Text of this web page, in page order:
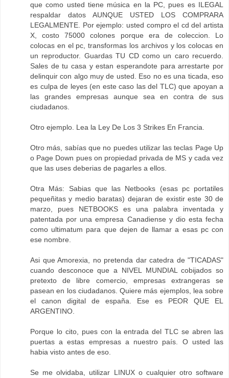
que como usted tiene música en la PC, pues es ILEGAL
respaldar datos AUNQUE USTED LOS COMPRARA
LEGALMENTE. Por ejemplo: usted compro el cd del artista
X, costo 75000 colones porque era de coleccion. Lo
colocas en el pc, transformas los archivos y los colocas en
un reproductor. Guardas TU CD como un caro recuerdo.
Sales de tu casa y estan esperandote para arrestarte por
delinquir con algo muy de usted. Eso no es una ticada, eso
es culpa de leyes (en este caso las del TLC) que apoyan a
las grandes empresas aunque sea en contra de sus
ciudadanos.
Otro ejemplo. Lea la Ley De Los 3 Strikes En Francia.
Otro más, sabías que no puedes utilizar las teclas Page Up
o Page Down pues on propiedad privada de MS y cada vez
que las uses deberias de pagarles a ellos.
Otra Más: Sabias que las Netbooks (esas pc portatiles
pequeñitas y medio baratas) dejaran de existir este 30 de
marzo, pues NETBOOKS es una palabra inventada y
patentada por una empresa Canadiense y dio esta fecha
como ultimatum para que dejen de llamar a esas pc con
ese nombre.
Asi que Amorexia, no pretenda dar catedra de "TICADAS"
cuando desconoce que a NIVEL MUNDIAL cobijados so
pretexto de libre comercio, empresas extrangeras se
pasean en los ciudadanos. Quiere más ejemplos, lea sobre
el canon digital de españa. Ese es PEOR QUE EL
ARGENTINO.
Porque lo cito, pues con la entrada del TLC se abren las
puertas a estas empresas a nuestro país. O usted las
habia visto antes de eso.
Se me olvidaba, utilizar LINUX o cualquier otro software